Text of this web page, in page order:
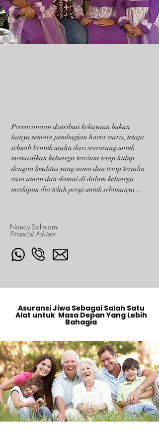
Perencanaan distribusi kekayaan bukan
hanya semata pembagian harta waris, tetapi
sebuah bentuk usaha dari seseorang untuk
memastikan keluarga tercinta tetap hidup
dengan kualitas yang sama dan tetap terjalin
rasa aman dan damai di dalam keluarga
meskipun dia telah pergi untuk selamanya ..
Nancy Salmiarni
Financial Advisor
Asuransi Jiwa Sebagai Salah Satu
Alat untuk Masa Depan Yang Lebih
Bahagia